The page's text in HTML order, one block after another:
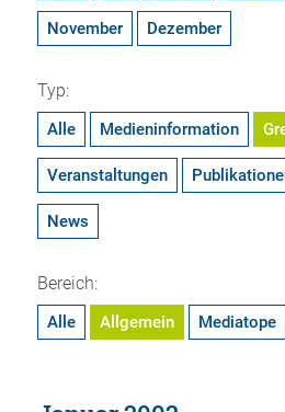
November Dezember
Typ:
Alle Medieninformation
Veranstaltungen
News
Bereich:
Alle Allgemein Mediatope